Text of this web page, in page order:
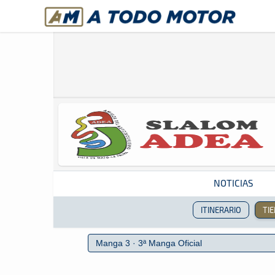
A Todo Motor· Revista del motor desde 1999
NOTICIAS
ITINERARIO